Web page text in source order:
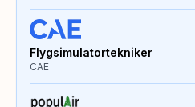
Flygsimulatortekniker
CAE